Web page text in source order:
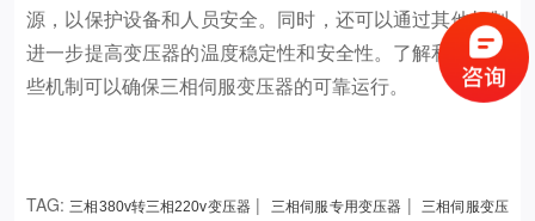
源，以保护设备和人员安全。同时，还可以通过其他机制
进一步提高变压器的温度稳定性和安全性。了解和应用这
些机制可以确保三相伺服变压器的可靠运行。
TAG:三相380v转三相220v变压器 | 三相伺服专用变压器 |三相伺服变压